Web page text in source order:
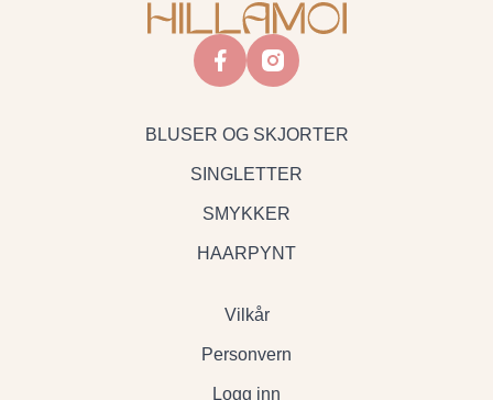
facebookinstagram
BLUSER OG SKJORTER
SINGLETTER
SMYKKER
HAARPYNT
Vilkår
Personvern
Logg inn